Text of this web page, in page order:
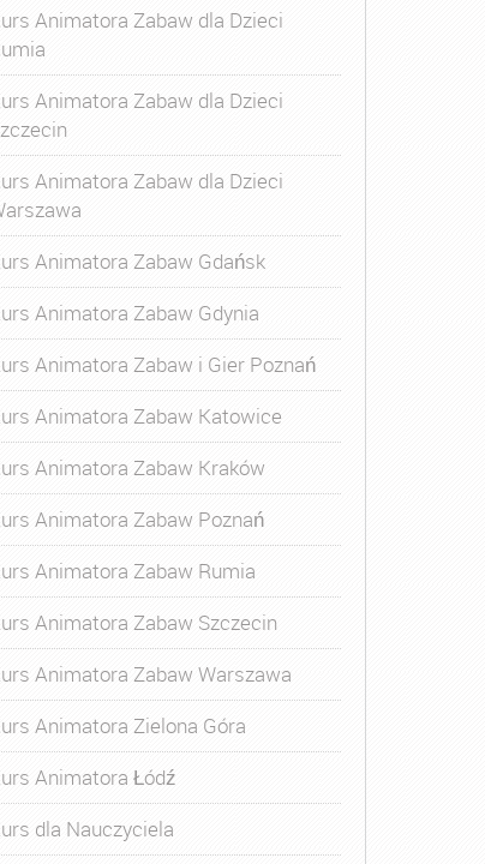
Animatora Zabaw dla Dzieci
Animatora Zabaw dla Dzieci
Animatora Zabaw dla Dzieci
Animatora Zabaw Gdańsk
Animatora Zabaw Gdynia
Animatora Zabaw i Gier Poznań
Animatora Zabaw Katowice
Animatora Zabaw Kraków
Animatora Zabaw Poznań
Animatora Zabaw Rumia
Animatora Zabaw Szczecin
Animatora Zabaw Warszawa
Animatora Zielona Góra
Animatora Łódź
dla Nauczyciela